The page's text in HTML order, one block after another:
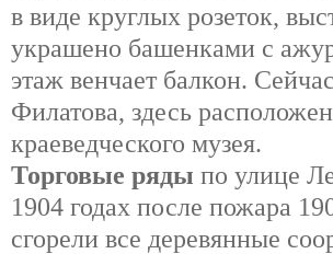
в виде круглых розеток,
украшено башенками с
этаж венчает балкон.
Филатова, здесь
краеведческого музея.
Торговые ряды по улице
1904 годах после пожара
сгорели все деревянные